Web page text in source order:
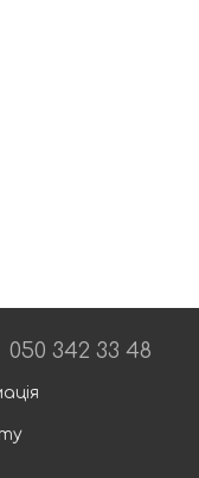
050 342 33 48